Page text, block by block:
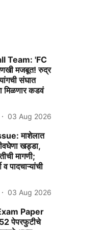
Team: 'FC
मजबूत! रुद्र
संघात
मिळणार कडवं
03 Aug 2026
माशेलात
खड्डा,
मागणी;
व पादचाऱ्यांची
03 Aug 2026
Paper
पेपरफुटीचे